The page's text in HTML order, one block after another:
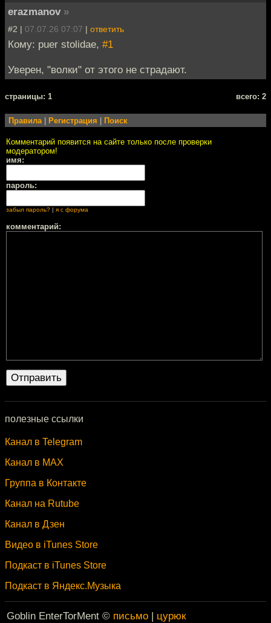
erazmanov »
#2 | 07.07.26 07:07 | ответить
Кому: puer stolidae, #1
Уверен, "волки" от этого не страдают.
cтраницы: 1 всего: 2
Правила | Регистрация | Поиск
Комментарий появится на сайте только после проверки
модератором!
имя:
пароль:
забыл пароль? | я с форума
комментарий:
полезные ссылки
Канал в Telegram
Канал в MAX
Группа в Контакте
Канал на Rutube
Канал в Дзен
Видео в iTunes Store
Подкаст в iTunes Store
Подкаст в Яндекс.Музыка
Goblin EnterTorMent © письмо | цурюк